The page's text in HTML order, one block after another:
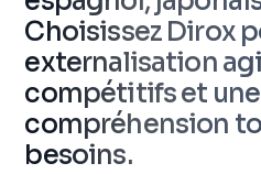
Choisissez Dirox
externalisation
compétitifs et une
compréhension
besoins.